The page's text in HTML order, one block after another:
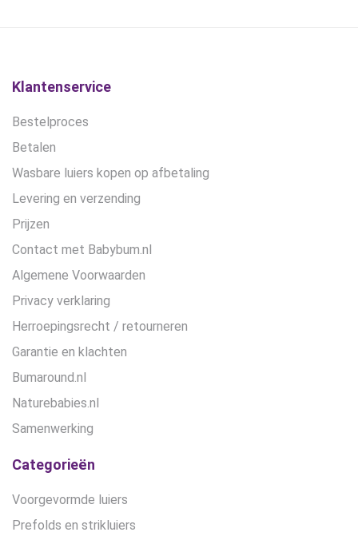
Klantenservice
Bestelproces
Betalen
Wasbare luiers kopen op afbetaling
Levering en verzending
Prijzen
Contact met Babybum.nl
Algemene Voorwaarden
Privacy verklaring
Herroepingsrecht / retourneren
Garantie en klachten
Bumaround.nl
Naturebabies.nl
Samenwerking
Categorieën
Voorgevormde luiers
Prefolds en strikluiers